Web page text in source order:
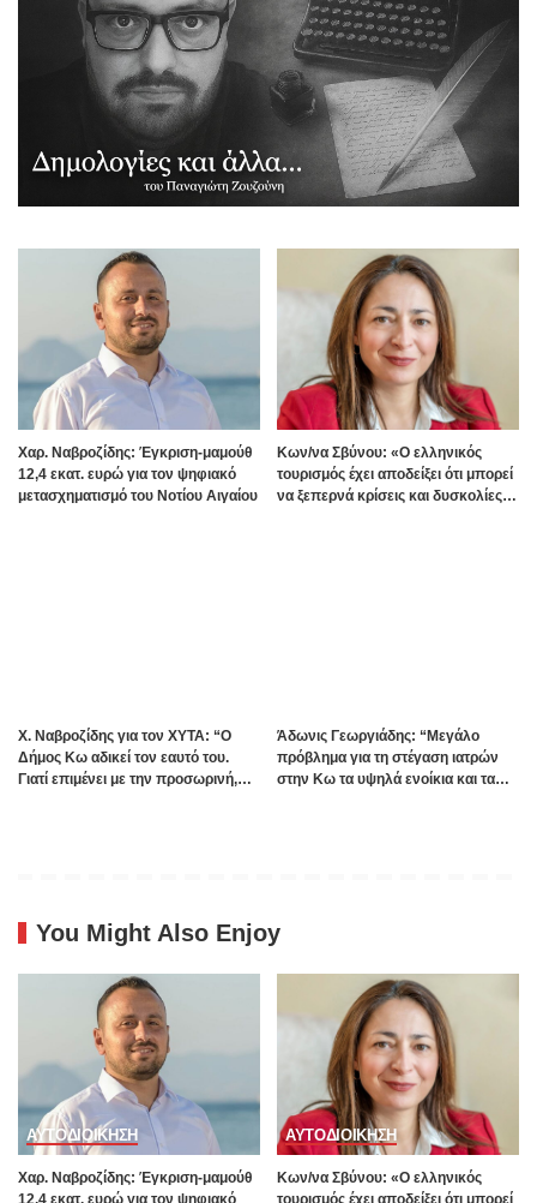
Χαρ. Ναβροζίδης: Έγκριση-μαμούθ
12,4 εκατ. ευρώ για τον ψηφιακό
μετασχηματισμό του Νοτίου Αιγαίου
Kων/να Σβύνου: «Ο ελληνικός
τουρισμός έχει αποδείξει ότι μπορεί
να ξεπερνά κρίσεις και δυσκολίες»
Χ. Ναβροζίδης για τον ΧΥΤΑ: “Ο
Δήμος Κω αδικεί τον εαυτό του.
Γιατί επιμένει με την προσωρινή,
Άδωνις Γεωργιάδης: “Μεγάλο
πρόβλημα για τη στέγαση ιατρών
στην Κω τα υψηλά ενοίκια και τα
You Might Also Enjoy
ΑΥΤΟΔΙΟΙΚΗΣΗ
Χαρ. Ναβροζίδης: Έγκριση-μαμούθ
ΑΥΤΟΔΙΟΙΚΗΣΗ
Kων/να Σβύνου: «Ο ελληνικός